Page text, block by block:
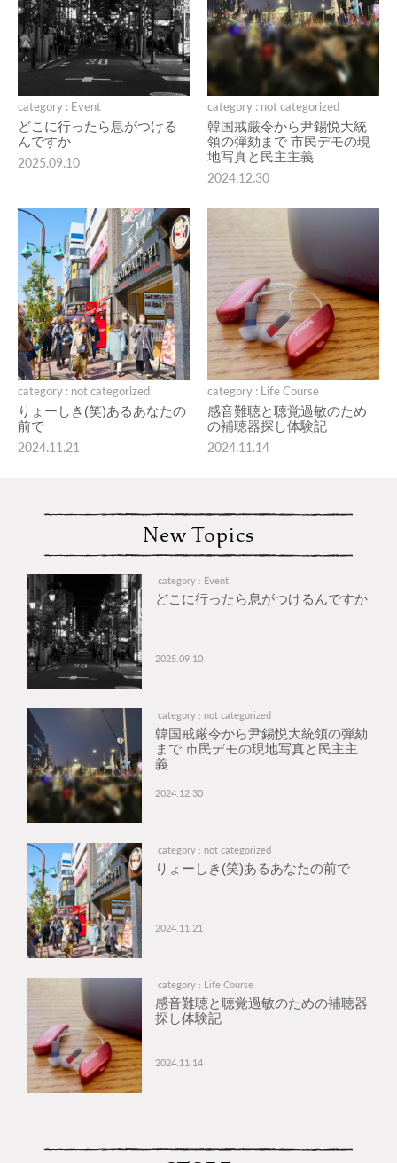
category : Event
どこに行ったら息がつける
んですか
2025.09.10
category : not categorized
韓国戒厳令から尹錫悦大統
領の弾劾まで 市民デモの現
地写真と民主主義
2024.12.30
category : not categorized
りょーしき(笑)あるあなたの
前で
2024.11.21
category : Life Course
感音難聴と聴覚過敏のため
の補聴器探し体験記
2024.11.14
New Topics
category : Event
どこに行ったら息がつけるんですか
2025.09.10
category : not categorized
韓国戒厳令から尹錫悦大統領の弾劾
まで 市民デモの現地写真と民主主
義
2024.12.30
category : not categorized
りょーしき(笑)あるあなたの前で
2024.11.21
category : Life Course
感音難聴と聴覚過敏のための補聴器
探し体験記
2024.11.14